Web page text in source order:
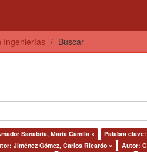
Ingenierías Buscar
Sanabria, Maria Camila × Palabra
Jiménez Gómez, Carlos Ricardo × Autor: